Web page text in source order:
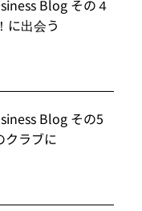
Blog その４
に出会う
Blog その5
クラブに